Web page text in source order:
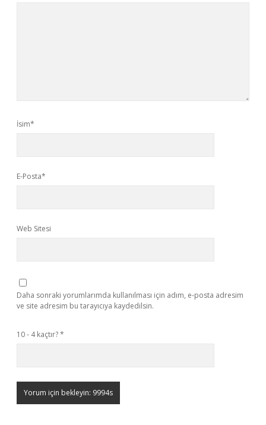
İsim*
E-Posta*
Web Sitesi
Daha sonraki yorumlarımda kullanılması için adım, e-posta adresim
ve site adresim bu tarayıcıya kaydedilsin.
10 - 4 kaçtır?*